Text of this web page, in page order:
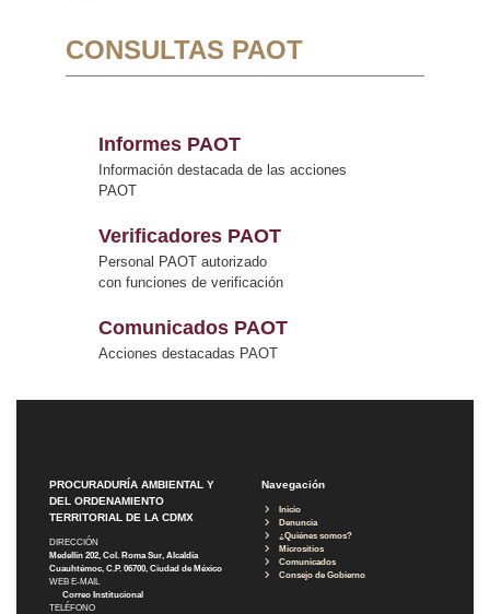
CONSULTAS PAOT
Informes PAOT
Información destacada de las acciones
PAOT
Verificadores PAOT
Personal PAOT autorizado
con funciones de verificación
Comunicados PAOT
Acciones destacadas PAOT
PROCURADURÍA AMBIENTAL Y
DEL ORDENAMIENTO
TERRITORIAL DE LA CDMX
DIRECCIÓN
Medellín 202, Col. Roma Sur, Alcaldía
Cuauhtémoc, C.P. 06700, Ciudad de México
WEB E-MAIL
Correo Institucional
TELÉFONO
Navegación
Inicio
Denuncia
¿Quiénes somos?
Micrositios
Comunicados
Consejo de Gobierno